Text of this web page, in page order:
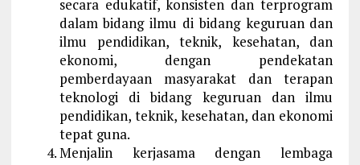
secara edukatif, konsisten dan terprogram
dalam bidang ilmu di bidang keguruan dan
ilmu pendidikan, teknik, kesehatan, dan
ekonomi, dengan pendekatan
pemberdayaan masyarakat dan terapan
teknologi di bidang keguruan dan ilmu
pendidikan, teknik, kesehatan, dan ekonomi
tepat guna.
Menjalin kerjasama dengan lembaga